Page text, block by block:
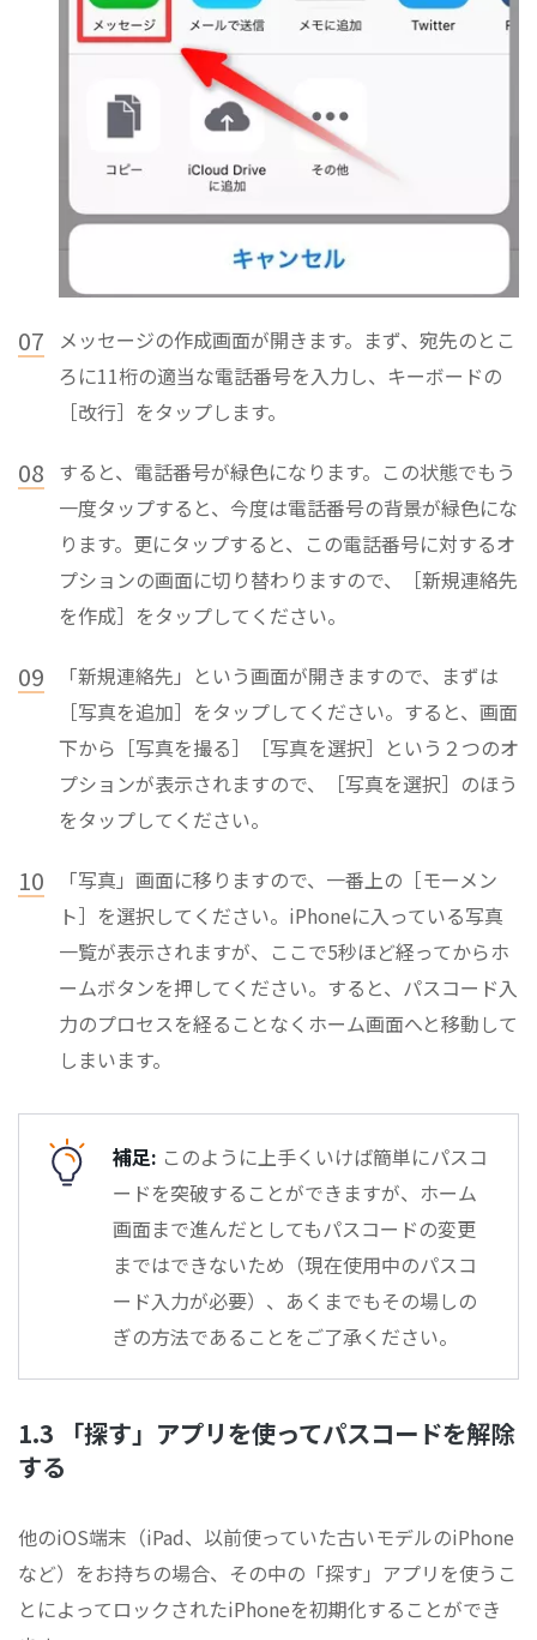
07
メッセージの作成画面が開きます。まず、宛先のとこ
ろに11桁の適当な電話番号を入力し、キーボードの
［改行］をタップします。
08 すると、電話番号が緑色になります。この状態でもう
一度タップすると、今度は電話番号の背景が緑色にな
ります。更にタップすると、この電話番号に対するオ
プションの画面に切り替わりますので、［新規連絡先
を作成］をタップしてください。
09
「新規連絡先」という画面が開きますので、まずは
［写真を追加］をタップしてください。すると、画面
下から［写真を撮る］［写真を選択］という２つのオ
プションが表示されますので、［写真を選択］のほう
をタップしてください。
10
「写真」画面に移りますので、一番上の［モーメン
ト］を選択してください。iPhoneに入っている写真
一覧が表示されますが、ここで5秒ほど経ってからホ
ームボタンを押してください。すると、パスコード入
力のプロセスを経ることなくホーム画面へと移動して
しまいます。
補足: このように上手くいけば簡単にパスコ
ードを突破することができますが、ホーム
画面まで進んだとしてもパスコードの変更
まではできないため（現在使用中のパスコ
ード入力が必要）、あくまでもその場しの
ぎの方法であることをご了承ください。
1.3 「探す」アプリを使ってパスコードを解除
する
他のiOS端末（iPad、以前使っていた古いモデルのiPhone
など）をお持ちの場合、その中の「探す」アプリを使うこ
とによってロックされたiPhoneを初期化することができ